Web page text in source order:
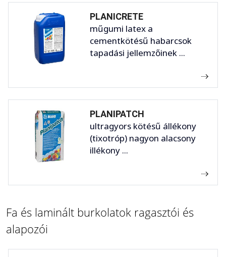
PLANICRETE
műgumi latex a
cementkötésű habarcsok
tapadási jellemzőinek ...
PLANIPATCH
ultragyors kötésű állékony
(tixotróp) nagyon alacsony
illékony ...
Fa és laminált burkolatok ragasztói és
alapozói